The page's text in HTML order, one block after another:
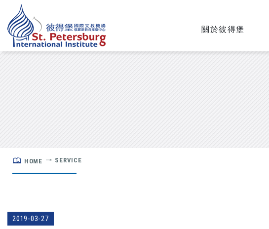
關於彼得堡
HOME SERVICE
2019-03-27